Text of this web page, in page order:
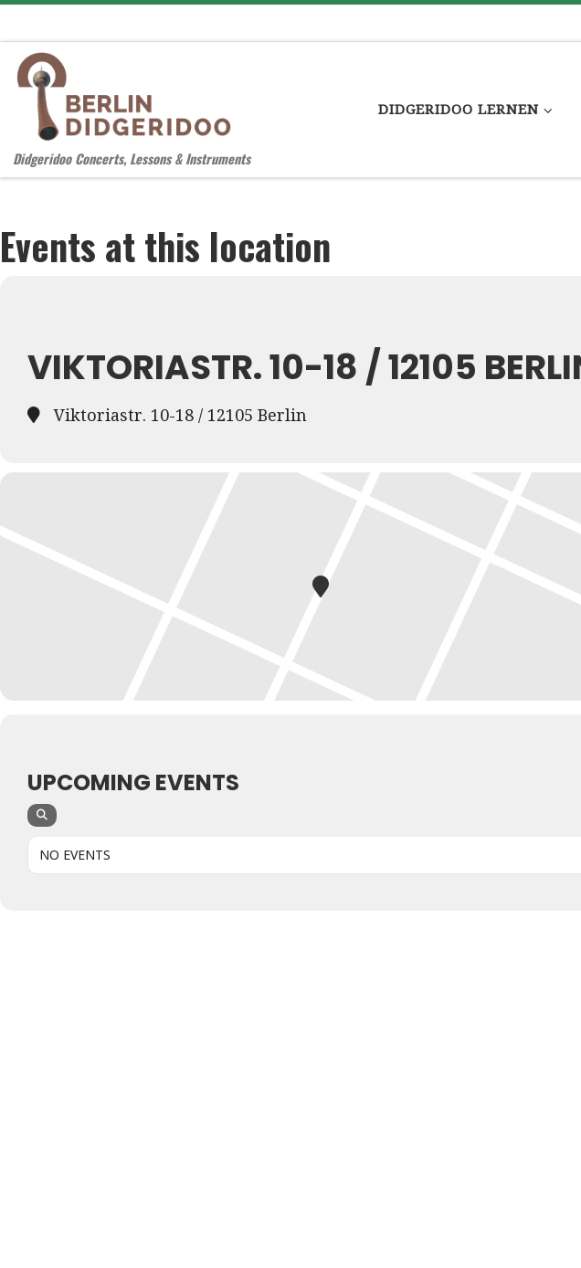
Didgeridoo Concerts, Lessons & Instruments
DIDGERIDOO LERNEN
Events at this location
VIKTORIASTR. 10-18 / 12105
Viktoriastr. 10-18 / 12105 Berlin
UPCOMING EVENTS
NO EVENTS